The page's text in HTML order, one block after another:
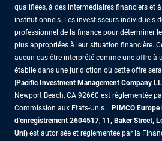
qualifiées, à des intermédiaires financiers et
institutionnels. Les investisseurs individuels
professionnel de la finance pour déterminer
plus appropriées à leur situation financière.
aucun cas être interprété comme une offre à
établie dans une juridiction où cette offre
Pacific Investment Management Company
Newport Beach, CA 92660 est réglementée
Commission aux Etats-Unis. |
PIMCO Europe
d'enregistrement 2604517, 11, Baker Street,
Uni) est autorisée et réglementée par la